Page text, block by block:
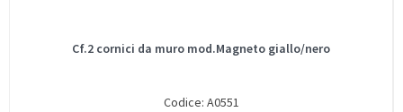
Cf.2 cornici da muro mod.Magneto giallo/nero
Codice: A0551